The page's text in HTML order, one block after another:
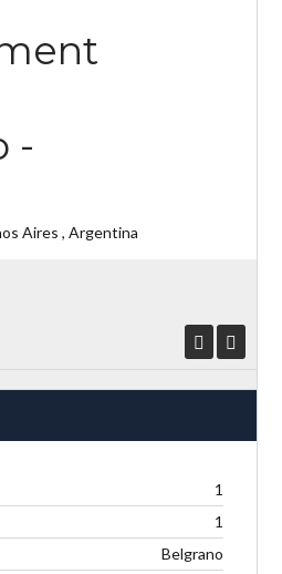
your favorite listings
-
Aires , Argentina
1
1
Belgrano